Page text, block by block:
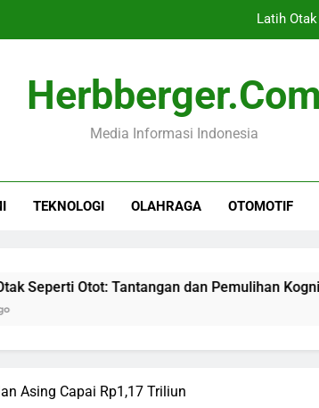
Latih
Inovasi
Alonso: Marco
LRT
Herbberger.com
Media Informasi Indonesia
TEKNOLOGI OLAHRAGA OTOMOTIF
Otot: Tantangan dan Pemulihan Kognitif
Asing Capai Rp1,17 Triliun